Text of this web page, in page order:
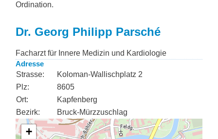
Ordination.
Dr. Georg Philipp Parsché
Facharzt für Innere Medizin und Kardiologie
Adresse
Strasse:
Koloman-Wallischplatz 2
Plz:
8605
Ort:
Kapfenberg
Bezirk:
Bruck-Mürzzuschlag